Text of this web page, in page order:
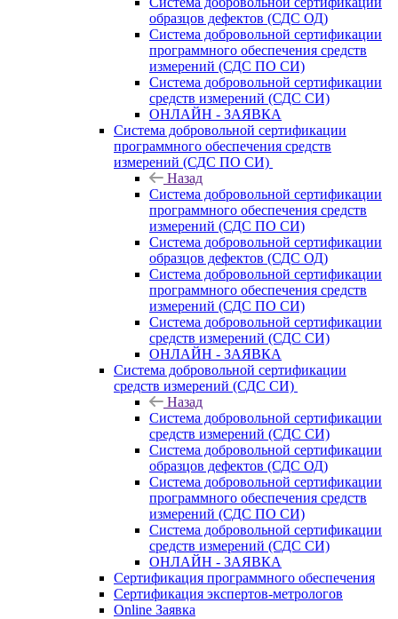
образцов дефектов (СДС ОД)
Система добровольной сертификации
программного обеспечения средств
измерений (СДС ПО СИ)
Система добровольной сертификации
средств измерений (СДС СИ)
ОНЛАЙН - ЗАЯВКА
Система добровольной сертификации
программного обеспечения средств
измерений (СДС ПО СИ)
Назад
Система добровольной сертификации
программного обеспечения средств
измерений (СДС ПО СИ)
Система добровольной сертификации
образцов дефектов (СДС ОД)
Система добровольной сертификации
программного обеспечения средств
измерений (СДС ПО СИ)
Система добровольной сертификации
средств измерений (СДС СИ)
ОНЛАЙН - ЗАЯВКА
Система добровольной сертификации
средств измерений (СДС СИ)
Назад
Система добровольной сертификации
средств измерений (СДС СИ)
Система добровольной сертификации
образцов дефектов (СДС ОД)
Система добровольной сертификации
программного обеспечения средств
измерений (СДС ПО СИ)
Система добровольной сертификации
средств измерений (СДС СИ)
ОНЛАЙН - ЗАЯВКА
Сертификация программного обеспечения
Сертификация экспертов-метрологов
Online Заявка